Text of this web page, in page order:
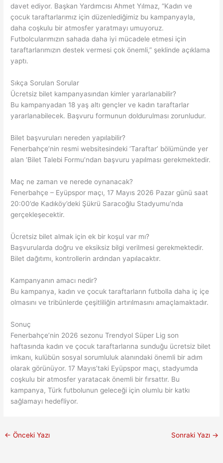
davet ediyor. Başkan Yardımcısı Ahmet Yılmaz, “Kadın ve
çocuk taraftarlarımız için düzenlediğimiz bu kampanyayla,
daha coşkulu bir atmosfer yaratmayı umuyoruz.
Futbolcularımızın sahada daha iyi mücadele etmesi için
taraftarlarımızın destek vermesi çok önemli,” şeklinde açıklama
yaptı.
Sıkça Sorulan Sorular
Ücretsiz bilet kampanyasından kimler yararlanabilir?
Bu kampanyadan 18 yaş altı gençler ve kadın taraftarlar
yararlanabilecek. Başvuru formunun doldurulması zorunludur.
Bilet başvuruları nereden yapılabilir?
Fenerbahçe’nin resmi websitesindeki ‘Taraftar’ bölümünde yer
alan ‘Bilet Talebi Formu’ndan başvuru yapılması gerekmektedir.
Maç ne zaman ve nerede oynanacak?
Fenerbahçe – Eyüpspor maçı, 17 Mayıs 2026 Pazar günü saat
20:00’de Kadıköy’deki Şükrü Saracoğlu Stadyumu’nda
gerçekleşecektir.
Ücretsiz bilet almak için ek bir koşul var mı?
Başvurularda doğru ve eksiksiz bilgi verilmesi gerekmektedir.
Bilet dağıtımı, kontrollerin ardından yapılacaktır.
Kampanyanın amacı nedir?
Bu kampanya, kadın ve çocuk taraftarların futbolla daha iç içe
olmasını ve tribünlerde çeşitliliğin artırılmasını amaçlamaktadır.
Sonuç
Fenerbahçe’nin 2026 sezonu Trendyol Süper Lig son
haftasında kadın ve çocuk taraftarlarına sunduğu ücretsiz bilet
imkanı, kulübün sosyal sorumluluk alanındaki önemli bir adım
olarak görünüyor. 17 Mayıs’taki Eyüpspor maçı, stadyumda
coşkulu bir atmosfer yaratacak önemli bir fırsattır. Bu
kampanya, Türk futbolunun geleceği için olumlu bir katkı
sağlamayı hedefliyor.
← Önceki Yazı Sonraki Yazı →